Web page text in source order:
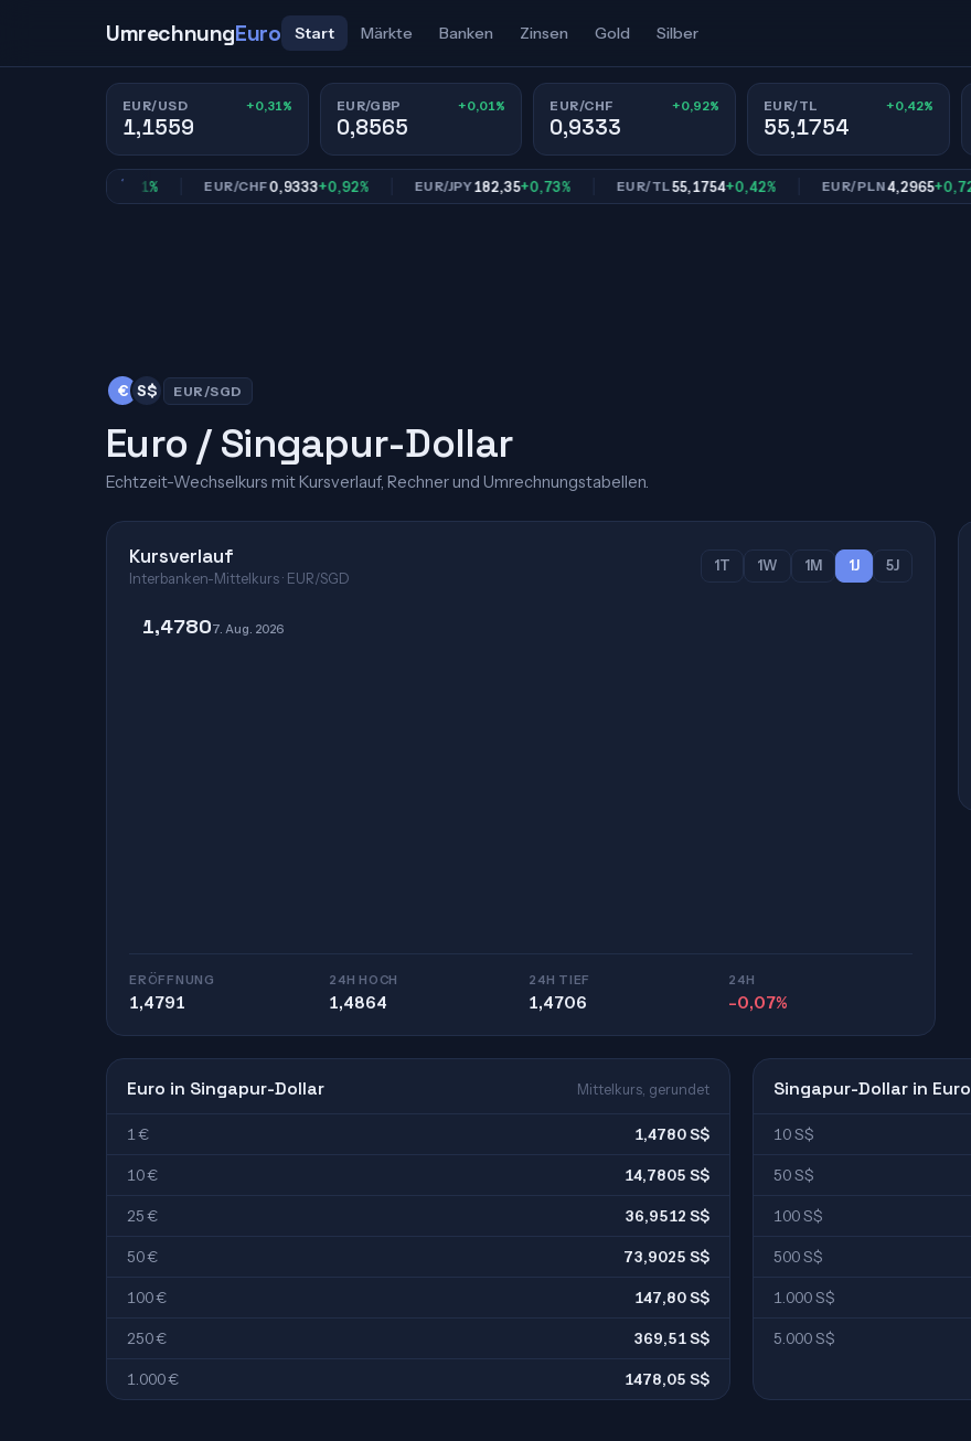
UmrechnungEuro Start Märkte Banken Zinsen Gold Silber
EUR/USD +0,31%
1,1559
EUR/GBP +0,01%
0,8565
EUR/CHF +0,92%
0,9333
EUR/TL +0,42%
55,1754
EUR/CHF0,9333+0,92% EUR/JPY182,35+0,73% EUR/TL55,1754+0,42% EUR/PLN4,2965+0,72%
€ S$ EUR/SGD
Euro / Singapur-Dollar
Echtzeit-Wechselkurs mit Kursverlauf, Rechner und Umrechnungstabellen.
Kursverlauf
Interbanken-Mittelkurs · EUR/SGD
1T 1W 1M 1J 5J
1,47807. Aug. 2026
ERÖFFNUNG
1,4791
24H HOCH
1,4864
24H TIEF
1,4706
24H
-0,07%
Euro in Singapur-Dollar Mittelkurs, gerundet
1 € 1,4780 S$
10 € 14,7805 S$
25 € 36,9512 S$
50 € 73,9025 S$
100 € 147,80 S$
250 € 369,51 S$
1.000 € 1478,05 S$
Singapur-Dollar in Euro
10 S$
50 S$
100 S$
500 S$
1.000 S$
5.000 S$